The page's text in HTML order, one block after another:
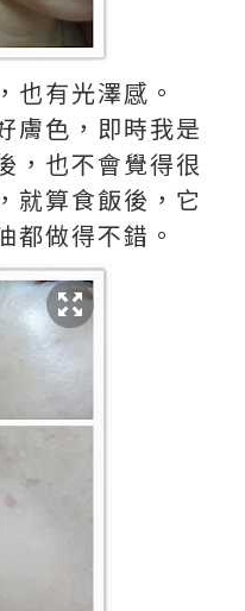
也有光澤感。
膚色，即時我是
，也不會覺得很
就算食飯後，它
都做得不錯。